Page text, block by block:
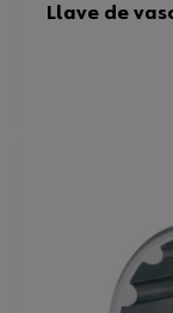
Llave de